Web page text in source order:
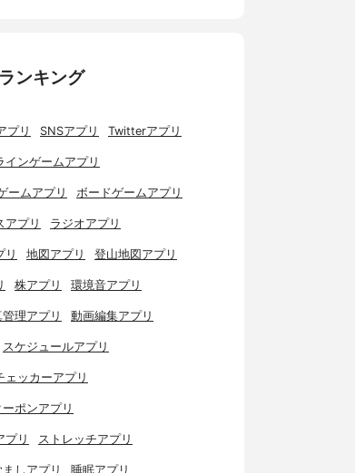
ンキング
プリ SNSアプリ Twitterアプリ
インゲームアプリ
ームアプリ ボードゲームアプリ
アプリ ラジオアプリ
リ 地図アプリ 登山地図アプリ
株アプリ 環境音アプリ
理アプリ 動画編集アプリ
スケジュールアプリ
ェッカーアプリ
ーポンアプリ
プリ ストレッチアプリ
ましアプリ 睡眠アプリ